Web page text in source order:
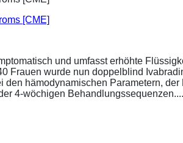
[CME]
und umfasst erhöhte
Frauen wurde nun doppelblind
hämodynamischen Parametern,
4-wöchigen Behandlungssequenzen....